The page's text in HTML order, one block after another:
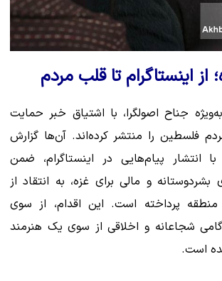
از اینستاگرام تا قلب مردم
جناح اصولگرا، با اشتیاق خبر حمایت
فلسطین را منتشر کرده‌اند. آن‌ها گزارش
انتشار پیام‌هایی در اینستاگرام، ضمن
و مالی برای غزه، به انتقاد از
پرداخته است. این اقدام، از سوی
شجاعانه و اخلاقی از سوی یک هنرمند
است.